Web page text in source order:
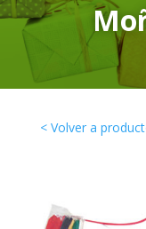
< Volver a